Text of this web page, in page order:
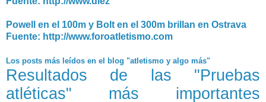
Powell en el 100m y Bolt en el 300m brillan en Ostrava
Fuente: http://www.foroatletismo.com
Los posts más leídos en el blog
Resultados de las "Pruebas
atléticas" más importantes